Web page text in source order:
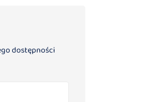
dostępności